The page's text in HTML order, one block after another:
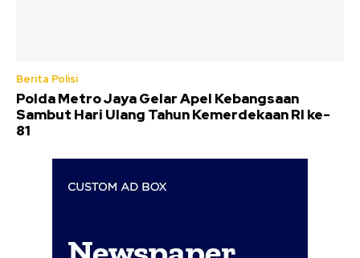
Berita Polisi
Polda Metro Jaya Gelar Apel Kebangsaan
Sambut Hari Ulang Tahun Kemerdekaan RI ke-
81